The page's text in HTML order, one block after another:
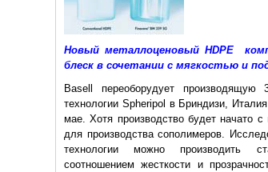
Новый металлоценовый HDPE
блеск в сочетании с мягкостью и
Basell переоборудует
технологии Spheripol в Бриндизи,
мае. Хотя производство будет начато
для производства сополимеров.
технологии можно производить
соотношением жесткости и